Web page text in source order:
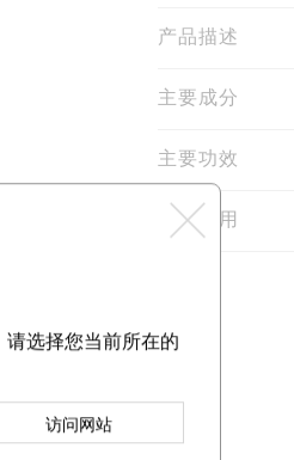
产品描述
主要成分
主要功效
如何使用
选择您当前所在的
访问网站